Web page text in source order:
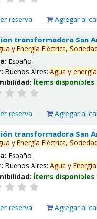
reserva Agregar al
transformadora San
y Energía Eléctrica, Sociedad
Español
Buenos Aires:Agua y energía
Ítems
reserva Agregar al
transformadora San
y Energía Eléctrica, Sociedad
Español
Buenos Aires:Agua y Energía
Ítems
reserva Agregar al